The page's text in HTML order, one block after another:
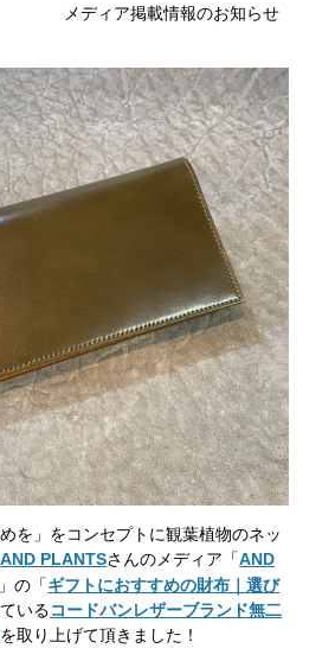
メディア掲載情報のお知らせ
を」をコンセプトに観葉植物のネッ
AND PLANTSさんのメディア「AND
」の「ギフトにおすすめの財布｜選び
いるコードバンレザーブランド無二
を取り上げて頂きました！